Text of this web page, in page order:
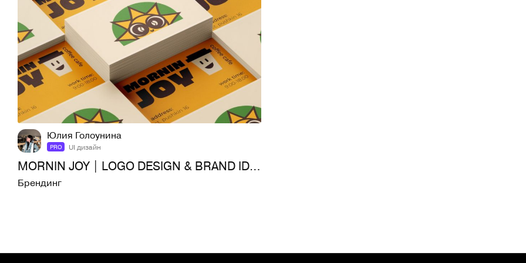
4 197
Юлия Голоунина
PRO UI дизайн
MORNIN JOY | LOGO DESIGN & BRAND IDENTITY
Брендинг